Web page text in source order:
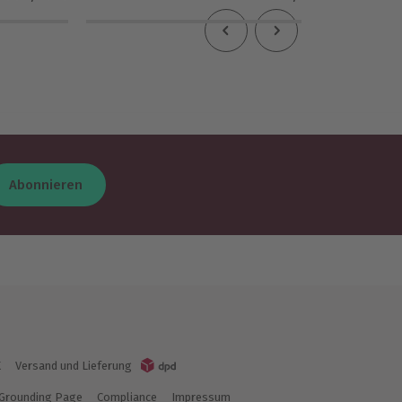
Abonnieren
Versand und Lieferung
Grounding Page Compliance Impressum